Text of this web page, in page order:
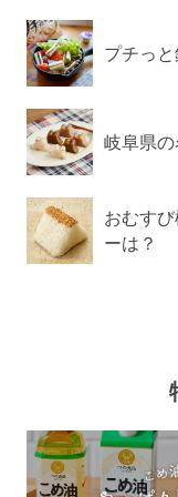
プチっ
岐阜県の
おむす
ーは？